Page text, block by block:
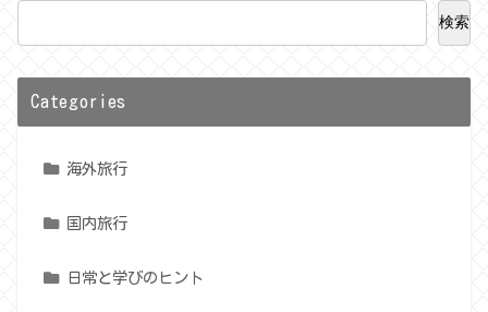
検索
Categories
海外旅行
国内旅行
日常と学びのヒント